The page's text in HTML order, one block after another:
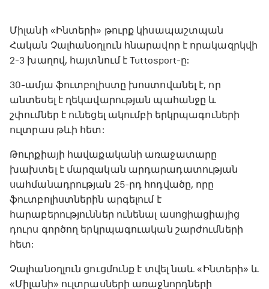
Միլանի «Ինտերի» թուրք կիսապաշտպան
Հական Չալհանօղլուն հնարավոր է որակազրկվի
2-3 խաղով, հայտնում է Tuttosport-ը:
30-ամյա ֆուտբոլիստը խոստովանել է, որ
անտեսել է ղեկավարության պահանջը և
շփումներ է ունեցել ակումբի երկրպագուների
ուլտրաս թևի հետ:
Թուրքիայի հավաքականի առաջատարը
խախտել է մարզական արդարադատության
սահմանադրության 25-րդ հոդվածը, որը
ֆուտբոլիստներին արգելում է
հարաբերություններ ունենալ ասոցիացիայից
դուրս գործող երկրպագուական շարժումների
հետ:
Չալհանօղլուն ցուցմունք է տվել նաև «Ինտերի» և
«Միլանի» ուլտրասների առաջնորդների